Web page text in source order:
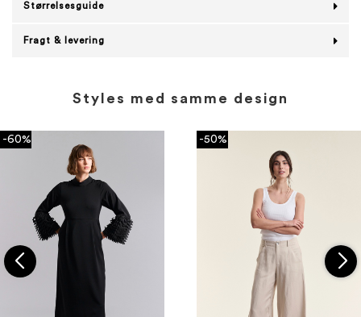
Størrelsesguide
Fragt & levering
Styles med samme design
-60% -50%